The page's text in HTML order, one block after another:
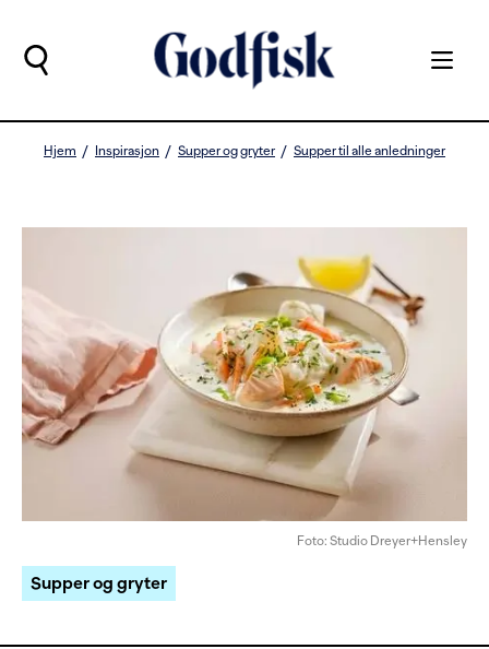
Hjem Inspirasjon Supper og gryter Supper til alle anledninger
Foto: Studio Dreyer+Hensley
Supper og gryter